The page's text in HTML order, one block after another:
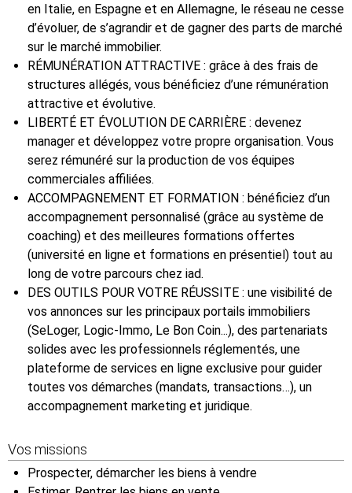
en Italie, en Espagne et en Allemagne, le réseau ne cesse
d’évoluer, de s’agrandir et de gagner des parts de marché
sur le marché immobilier.
RÉMUNÉRATION ATTRACTIVE : grâce à des frais de
structures allégés, vous bénéficiez d’une rémunération
attractive et évolutive.
LIBERTÉ ET ÉVOLUTION DE CARRIÈRE : devenez
manager et développez votre propre organisation. Vous
serez rémunéré sur la production de vos équipes
commerciales affiliées.
ACCOMPAGNEMENT ET FORMATION : bénéficiez d’un
accompagnement personnalisé (grâce au système de
coaching) et des meilleures formations offertes
(université en ligne et formations en présentiel) tout au
long de votre parcours chez iad.
DES OUTILS POUR VOTRE RÉUSSITE : une visibilité de
vos annonces sur les principaux portails immobiliers
(SeLoger, Logic-Immo, Le Bon Coin...), des partenariats
solides avec les professionnels réglementés, une
plateforme de services en ligne exclusive pour guider
toutes vos démarches (mandats, transactions…), un
accompagnement marketing et juridique.
Vos missions
Prospecter, démarcher les biens à vendre